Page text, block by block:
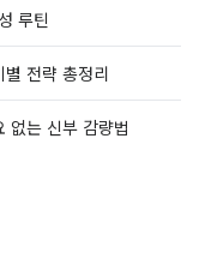
루틴
별 전략 총정리
없는 신부 감량법